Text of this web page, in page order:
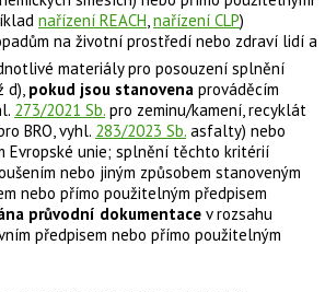
nařízení REACH, nařízení CLP)
na životní prostředí nebo zdraví lidí a
materiály pro posouzení splnění
d), pokud jsou stanovena prováděcím
273/2021 Sb. pro zeminu/kamení, recyklát
BRO, vyhl. 283/2023 Sb. asfalty) nebo
Evropské unie; splnění těchto kritérií
nebo jiným způsobem stanoveným
nebo přímo použitelným předpisem
průvodní dokumentace v rozsahu
předpisem nebo přímo použitelným